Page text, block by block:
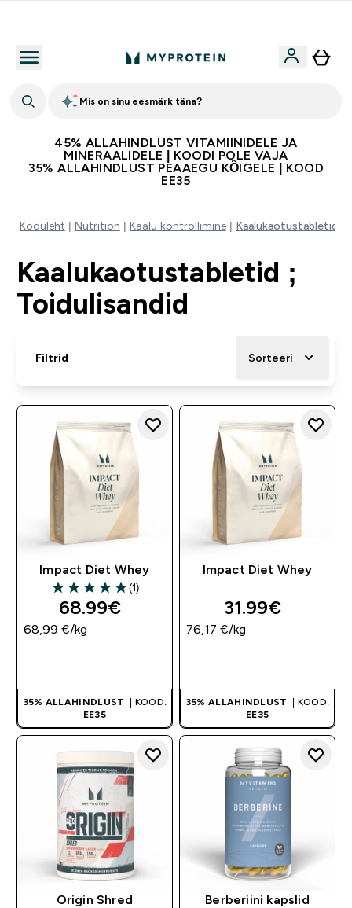
Mis on sinu eesmärk täna?
45% ALLAHINDLUST VITAMIINIDELE JA
MINERAALIDELE | KOODI POLE VAJA
35% ALLAHINDLUST PEAAEGU KÕIGELE | KOOD
EE35
Koduleht Nutrition Kaalu kontrollimine Kaalukaotustabletid ;
Kaalukaotustabletid ;
Toidulisandid
Filtrid Sorteeri
Impact Diet Whey
5 out of 5 stars
(1)
68.99€‎
68,99 €‎/kg
35% ALLAHINDLUST
| KOOD:
EE35
Impact Diet Whey
31.99€‎
76,17 €‎/kg
35% ALLAHINDLUST
| KOOD:
EE35
Origin Shred
Berberiini kapslid